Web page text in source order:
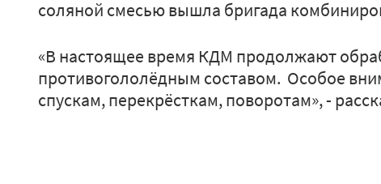
соляной смесью вышла бригада
«В настоящее время КДМ продолжают
противогололёдным составом. Особое
спускам, перекрёсткам, поворотам», -